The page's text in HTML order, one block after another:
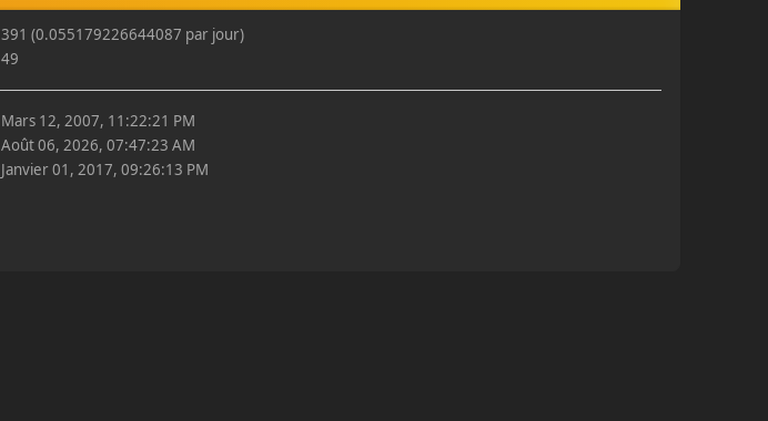
391 (0.055179226644087 par jour)
49
Mars 12, 2007, 11:22:21 PM
Août 06, 2026, 07:47:23 AM
Janvier 01, 2017, 09:26:13 PM